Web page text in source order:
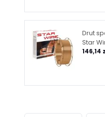
Drut
Star
146,14